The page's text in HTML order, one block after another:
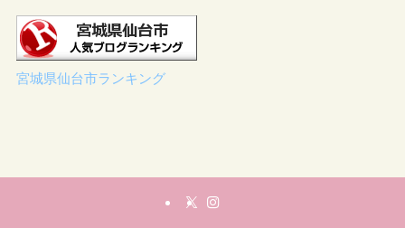
宮城県仙台市ランキング